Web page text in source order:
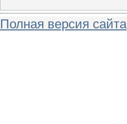
Полная версия сайта